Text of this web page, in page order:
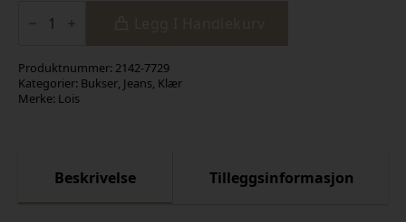
Rinse
Produktnummer: 2142-7729
Kategorier: Bukser, Jeans, Klær
Merke: Lois
Beskrivelse Tilleggsinformasjon